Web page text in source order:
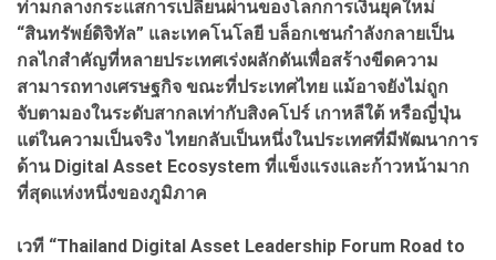
ท่ามกลางกระแสการเปลี่ยนผ่านของโลกการเงินยุคใหม่
“สินทรัพย์ดิจิทัล” และเทคโนโลยี บล็อกเชนกำลังกลายเป็น
กลไกสำคัญที่หลายประเทศเร่งผลักดันเพื่อสร้างขีดความ
สามารถทางเศรษฐกิจ ขณะที่ประเทศไทย แม้อาจยังไม่ถูก
จับตามองในระดับสากลเท่ากับสิงคโปร์ เกาหลีใต้ หรือญี่ปุ่น
แต่ในความเป็นจริง ไทยกลับเป็นหนึ่งในประเทศที่มีพัฒนาการ
ด้าน Digital Asset Ecosystem ที่แข็งแรงและก้าวหน้ามาก
ที่สุดแห่งหนึ่งของภูมิภาค
เวที “Thailand Digital Asset Leadership Forum Road to